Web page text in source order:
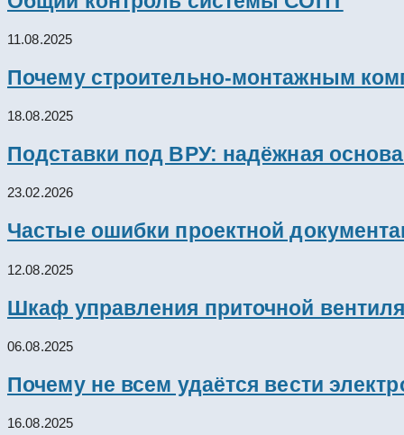
11.08.2025
Почему строительно-монтажным
18.08.2025
Подставки под ВРУ: надёжная
23.02.2026
Частые ошибки проектной
12.08.2025
Шкаф управления приточной
06.08.2025
Почему не всем удаётся вести
16.08.2025